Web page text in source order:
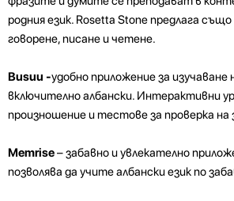
родния език. Rosetta Stone предлага
говорене, писане и четене.
Busuu -удобно приложение за изучаване
включително албански. Интерактивни
произношение и тестове за проверка на
Memrise– забавно и увлекателно
позволява да учите албански език по